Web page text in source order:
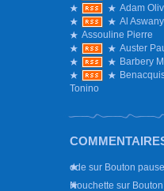
Adam
Al
Assouline Pierre
Auster
Barbery
Tonino
ode sur Bouton
Nouchette sur Bouton